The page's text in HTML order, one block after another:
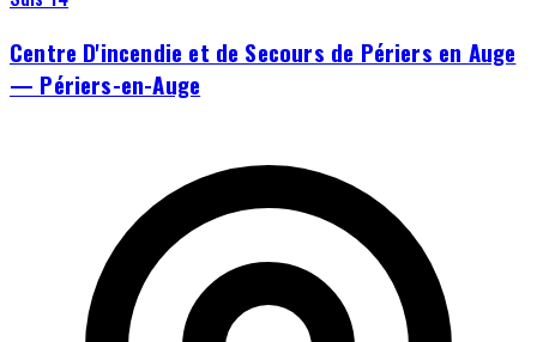
Centre D'incendie et de Secours de Périers en Auge
— Périers-en-Auge